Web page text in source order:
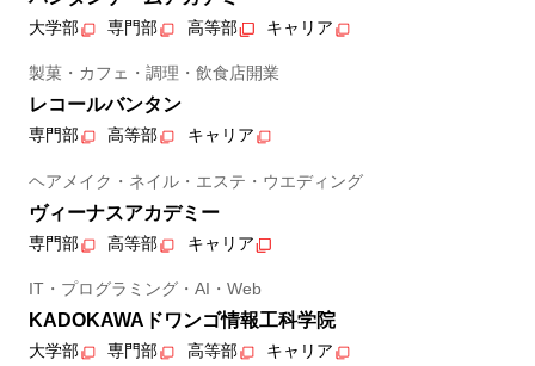
大学部 専門部 高等部 キャリア
製菓・カフェ・調理・飲食店開業
レコールバンタン
専門部 高等部 キャリア
ヘアメイク・ネイル・エステ・ウエディング
ヴィーナスアカデミー
専門部 高等部 キャリア
IT・プログラミング・AI・Web
KADOKAWAドワンゴ情報工科学院
大学部 専門部 高等部 キャリア